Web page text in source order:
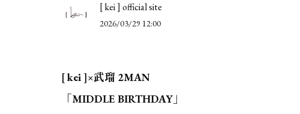
[ kei ] official site
2026/03/29 12:00
[ kei ]×武瑠 2MAN
「MIDDLE BIRTHDAY」